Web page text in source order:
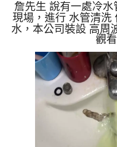
詹先生 說有一處冷
現場，進行 水管清洗
水，本公司裝設 高周
水管，等了約15分
波 模式，一洗水管
石油一樣，髒水源源
復了。 如是自來水
沙堆積，洗出來的水
錳，管壁上會結成黑
樣黑，有些洗出綠色
生鏽產
觀